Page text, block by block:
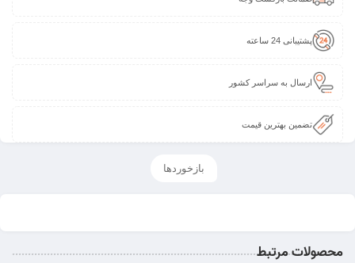
پشتیبانی 24 ساعته
ارسال به سراسر کشور
تضمین بهترین قیمت
بازخوردها
محصولات مرتبط